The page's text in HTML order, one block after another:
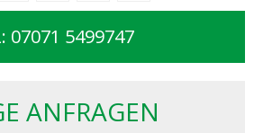
07071 5499747
ANFRAGEN